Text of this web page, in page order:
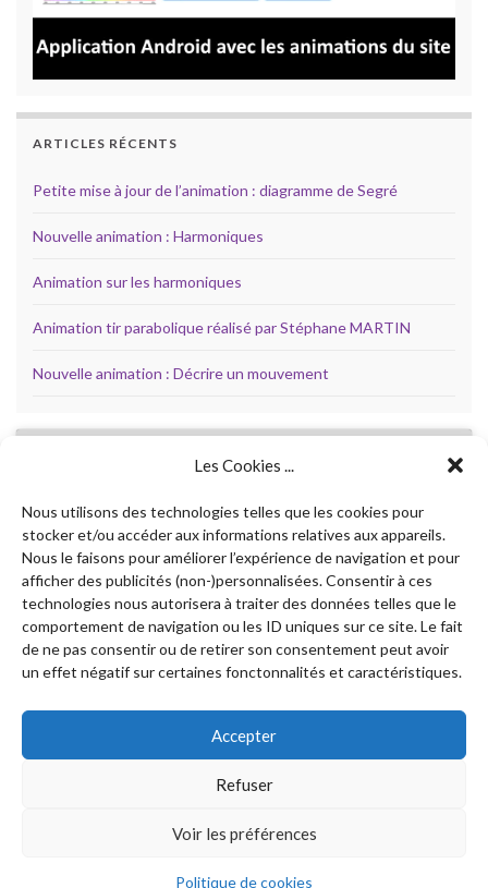
Les Cookies ...
Nous utilisons des technologies telles que les cookies pour
stocker et/ou accéder aux informations relatives aux appareils.
Nous le faisons pour améliorer l’expérience de navigation et pour
afficher des publicités (non-)personnalisées. Consentir à ces
technologies nous autorisera à traiter des données telles que le
comportement de navigation ou les ID uniques sur ce site. Le fait
de ne pas consentir ou de retirer son consentement peut avoir
un effet négatif sur certaines fonctonnalités et caractéristiques.
Accepter
Refuser
Voir les préférences
Politique de cookies
ARTICLES RÉCENTS
Petite mise à jour de l’animation : diagramme de Segré
Nouvelle animation : Harmoniques
Animation sur les harmoniques
Animation tir parabolique réalisé par Stéphane MARTIN
Nouvelle animation : Décrire un mouvement
SUIVEZ-MOI SUR TWITTER
Mes
Tweets
pour
accepter
les
cookies
marketing
et
activer
ce
contenu
Cliquez pour accepter les cookies marketing
et activer ce contenu